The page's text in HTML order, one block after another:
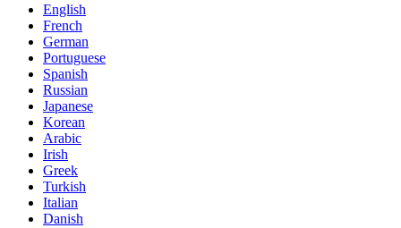
English
French
German
Portuguese
Spanish
Russian
Japanese
Korean
Arabic
Irish
Greek
Turkish
Italian
Danish